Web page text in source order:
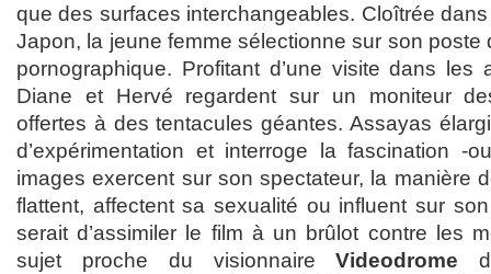
que des surfaces interchangeables. Cloîtrée
Japon, la jeune femme sélectionne sur son
pornographique. Profitant d’une visite dans les
Diane et Hervé regardent sur un moniteur
offertes à des tentacules géantes. Assayas
d’expérimentation et interroge la fascination -
images exercent sur son spectateur, la manière
flattent, affectent sa sexualité ou influent sur son
serait d’assimiler le film à un brûlot contre les
sujet proche du visionnaireVideodrome